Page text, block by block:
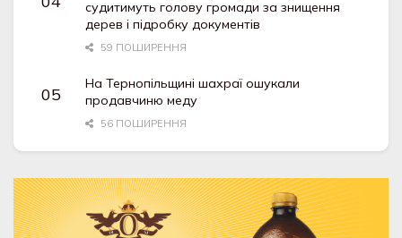
судитимуть голову громади за знищення
дерев і підробку документів
59 ПОШИРЕННЯ
На Тернопільщині шахраї ошукали
продавчиню меду
56 ПОШИРЕННЯ